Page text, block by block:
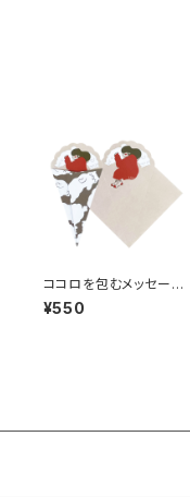
ココロを包むメッセージ
カード ＜女の子と猫・5
枚セット＞
¥550